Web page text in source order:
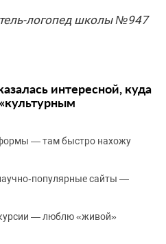
логопед школы №947
интересной, куда
— там быстро нахожу
сайты —
— люблю «живой»